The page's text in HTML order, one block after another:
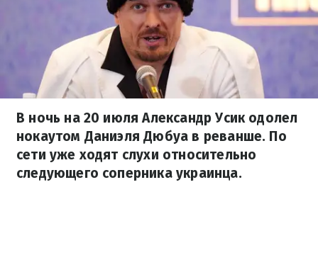
В ночь на 20 июля Александр Усик одолел
нокаутом Даниэля Дюбуа в реванше. По
сети уже ходят слухи относительно
следующего соперника украинца.